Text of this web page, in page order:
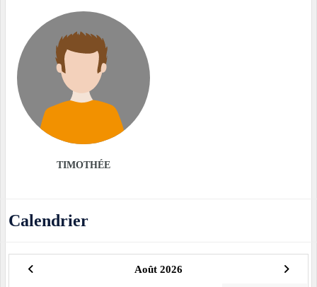
TIMOTHÉE
Calendrier
Août 2026